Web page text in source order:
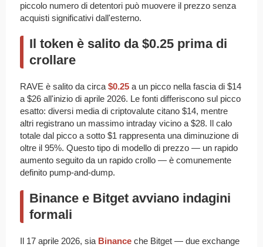
piccolo numero di detentori può muovere il prezzo senza
acquisti significativi dall'esterno.
Il token è salito da $0.25 prima di
crollare
RAVE è salito da circa $0.25 a un picco nella fascia di $14
a $26 all'inizio di aprile 2026. Le fonti differiscono sul picco
esatto: diversi media di criptovalute citano $14, mentre
altri registrano un massimo intraday vicino a $28. Il calo
totale dal picco a sotto $1 rappresenta una diminuzione di
oltre il 95%. Questo tipo di modello di prezzo — un rapido
aumento seguito da un rapido crollo — è comunemente
definito pump-and-dump.
Binance e Bitget avviano indagini
formali
Il 17 aprile 2026, sia Binance che Bitget — due exchange